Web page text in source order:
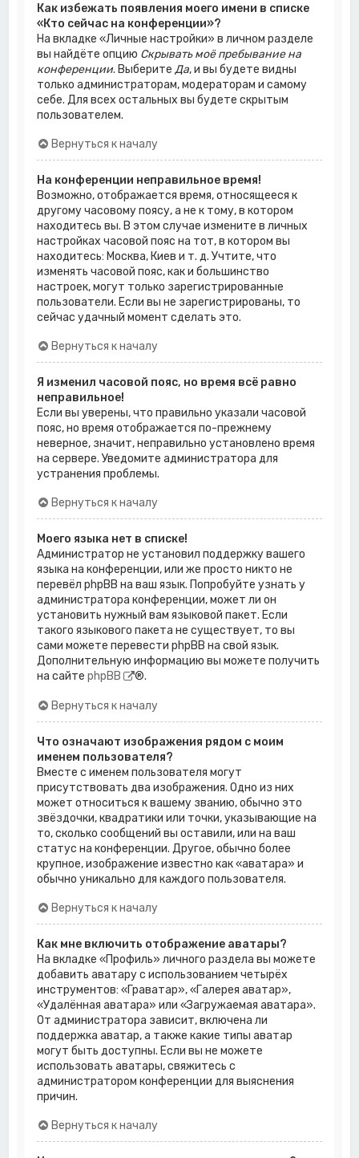
Как избежать появления моего имени в списке
«Кто сейчас на конференции»?
На вкладке «Личные настройки» в личном разделе
вы найдёте опцию Скрывать моё пребывание на
конференции. ВыберитеДа, и вы будете видны
только администраторам, модераторам и самому
себе. Для всех остальных вы будете скрытым
пользователем.
Вернуться к началу
На конференции неправильное время!
Возможно, отображается время, относящееся к
другому часовому поясу, а не к тому, в котором
находитесь вы. В этом случае измените в личных
настройках часовой пояс на тот, в котором вы
находитесь: Москва, Киев и т. д. Учтите, что
изменять часовой пояс, как и большинство
настроек, могут только зарегистрированные
пользователи. Если вы не зарегистрированы, то
сейчас удачный момент сделать это.
Вернуться к началу
Я изменил часовой пояс, но время всё равно
неправильное!
Если вы уверены, что правильно указали часовой
пояс, но время отображается по-прежнему
неверное, значит, неправильно установлено время
на сервере. Уведомите администратора для
устранения проблемы.
Вернуться к началу
Моего языка нет в списке!
Администратор не установил поддержку вашего
языка на конференции, или же просто никто не
перевёл phpBB на ваш язык. Попробуйте узнать у
администратора конференции, может ли он
установить нужный вам языковой пакет. Если
такого языкового пакета не существует, то вы
сами можете перевести phpBB на свой язык.
Дополнительную информацию вы можете получить
на сайтеphpBB ®.
Вернуться к началу
Что означают изображения рядом с моим
именем пользователя?
Вместе с именем пользователя могут
присутствовать два изображения. Одно из них
может относиться к вашему званию, обычно это
звёздочки, квадратики или точки, указывающие на
то, сколько сообщений вы оставили, или на ваш
статус на конференции. Другое, обычно более
крупное, изображение известно как «аватара» и
обычно уникально для каждого пользователя.
Вернуться к началу
Как мне включить отображение аватары?
На вкладке «Профиль» личного раздела вы можете
добавить аватару с использованием четырёх
инструментов: «Граватар», «Галерея аватар»,
«Удалённая аватара» или «Загружаемая аватара».
От администратора зависит, включена ли
поддержка аватар, а также какие типы аватар
могут быть доступны. Если вы не можете
использовать аватары, свяжитесь с
администратором конференции для выяснения
причин.
Вернуться к началу